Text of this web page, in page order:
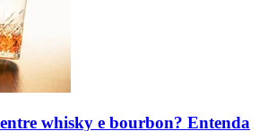
whisky e bourbon? Entenda